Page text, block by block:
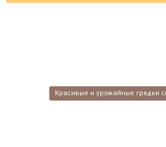
Красивые и урожайные грядки